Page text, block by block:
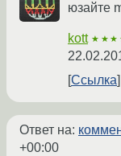
юзайте
kott
Ссылка
Ответ на:
+00:00